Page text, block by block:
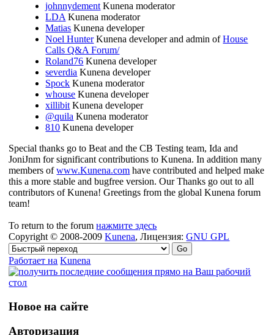
johnnydement Kunena moderator
LDA Kunena moderator
Matias Kunena developer
Noel HunterKunena developer and admin ofHouse
Calls Q&A Forum/
Roland76 Kunena developer
severdia Kunena developer
Spock Kunena moderator
whouse Kunena developer
xillibit Kunena developer
@quila Kunena moderator
810 Kunena developer
Special thanks go to Beat and the CB Testing team, Ida and
JoniJnm for significant contributions to Kunena. In addition many
members ofwww.Kunena.com have contributed and helped make
this a more stable and bugfree version. Our Thanks go out to all
contributors of Kunena! Greetings from the global Kunena forum
team!
To return to the forumнажмите здесь
Copyright © 2008-2009Kunena, Лицензия:GNU GPL
Работает на Kunena
Новое на сайте
Авторизация